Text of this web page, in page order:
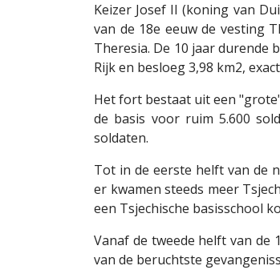
Keizer Josef II (koning van
van de 18e eeuw de vesting
Theresia. De 10 jaar
Rijk en besloeg 3,98 km2,
Het fort bestaat uit een
de basis voor ruim 5.600
soldaten.
Tot in de eerste helft van de
er kwamen steeds meer
een Tsjechische basisschool
Vanaf de tweede helft van de
van de beruchtste